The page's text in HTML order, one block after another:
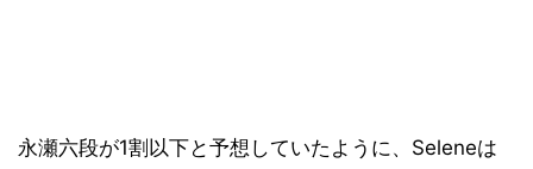
永瀬六段が1割以下と予想していたように、Seleneは